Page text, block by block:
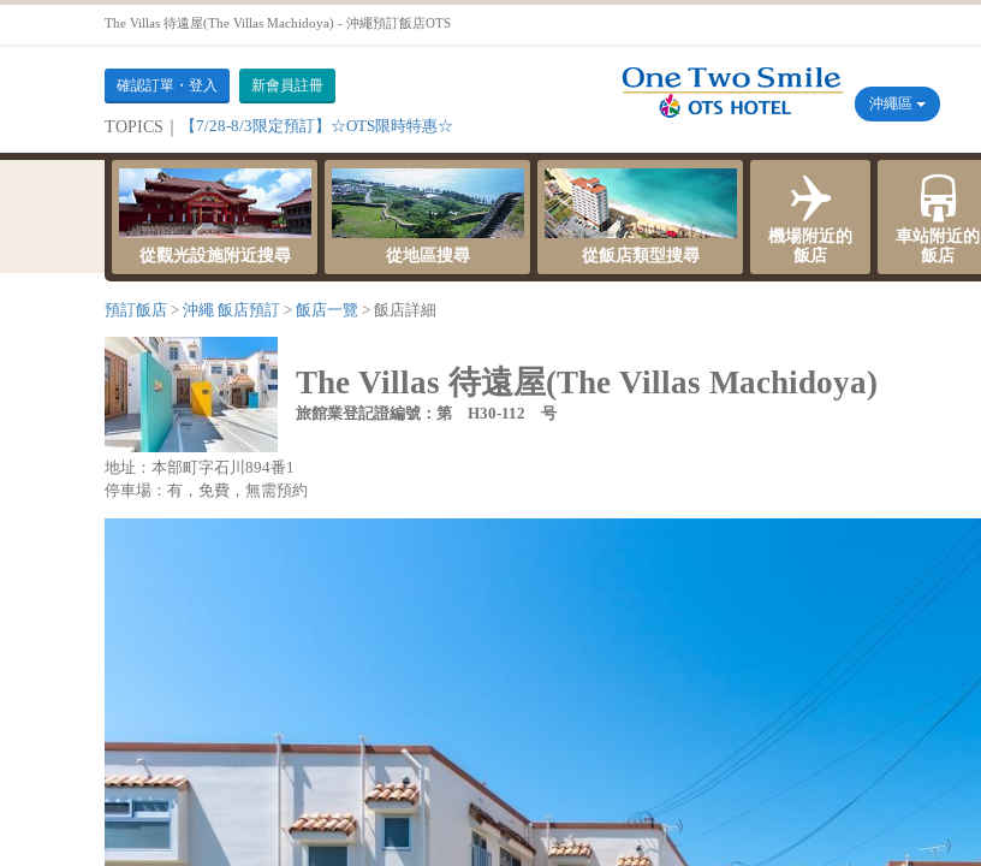
The Villas 待遠屋(The Villas Machidoya) - 沖繩預訂飯店OTS
確認訂單・登入 新會員註冊
TOPICS｜ 【7/28-8/3限定預訂】☆OTS限時特惠☆
沖繩區
從觀光設施附近搜尋 從地區搜尋 從飯店類型搜尋
機場附近的
飯店
車站附近的
飯店
預訂飯店 沖繩 飯店預訂 飯店一覽 飯店詳細
The Villas 待遠屋(The Villas Machidoya)
旅館業登記證編號：第 H30-112 号
地址：本部町字石川894番1
停車場：有，免費，無需預約